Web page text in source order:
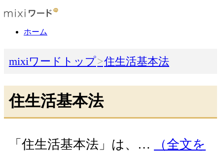
ホーム
mixiワードトップ 住生活基本法
住生活基本法
「住生活基本法」は、…
（全文を